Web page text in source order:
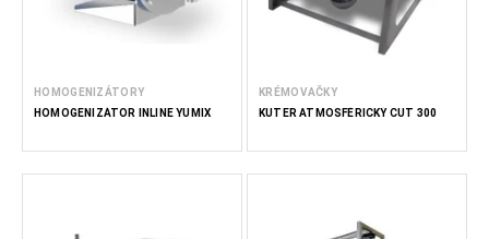
HOMOGENIZÁTORY
HOMOGENIZÁTOR INLINE YUMIX
KRÉMOVAČKY
KUTER ATMOSFÉRICKÝ CUT 300